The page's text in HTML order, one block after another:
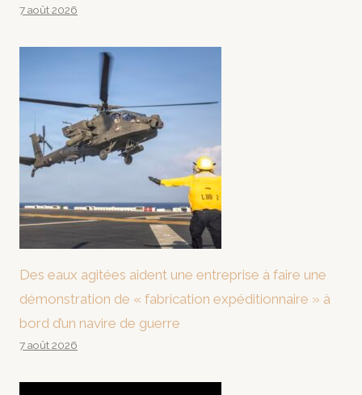
7 août 2026
Des eaux agitées aident une entreprise à faire une
démonstration de « fabrication expéditionnaire » à
bord d’un navire de guerre
7 août 2026